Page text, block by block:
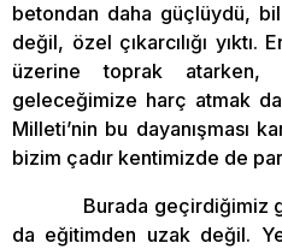
betondan daha güçlüydü,
değil, özel çıkarcılığı yıktı.
üzerine toprak atarken,
geleceğimize harç atmak
Milleti’nin bu dayanışması
bizim çadır kentimizde de
Burada geçirdiğimiz
da eğitimden uzak değil.